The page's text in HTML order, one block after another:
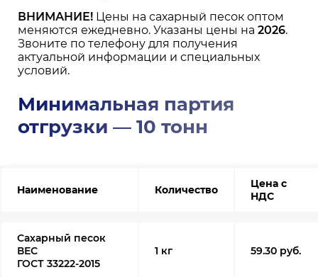
ВНИМАНИЕ! Цены на сахарный песок оптом
меняются ежедневно. Указаны цены на 2026.
Звоните по телефону для получения
актуальной информации и специальных
условий.
Минимальная партия
отгрузки — 10 тонн
Наименование Количество
Цена с
НДС
Сахарный песок
ВЕС
ГОСТ 33222-2015
1 кг 59.30 руб.